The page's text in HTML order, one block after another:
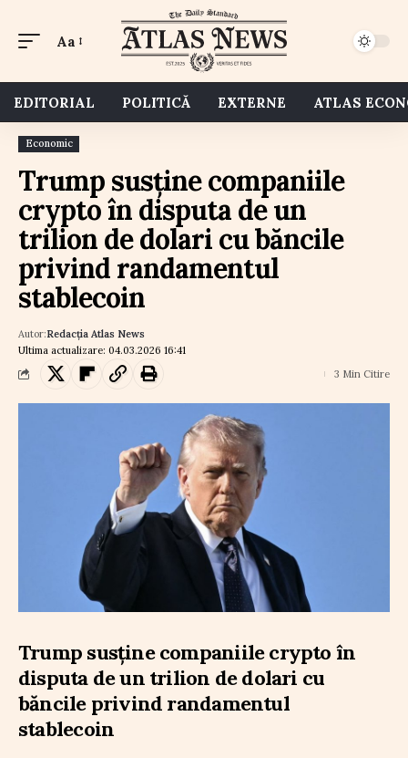
Aa
EDITORIAL POLITICĂ EXTERNE ATLAS
Economic
Trump susține companiile
crypto în disputa de un
trilion de dolari cu băncile
privind randamentul
stablecoin
Ultima actualizare: 04.03.2026 16:41
Autor:Redacția Atlas News
3 Min Citire
Trump susține companiile crypto în
disputa de un trilion de dolari cu
băncile privind randamentul
stablecoin